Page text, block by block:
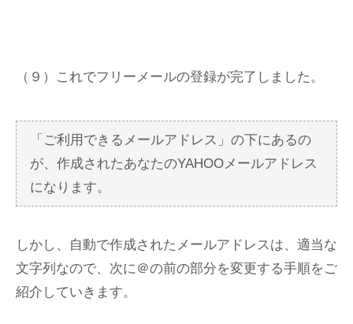
（９）これでフリーメールの登録が完了しました。
「ご利用できるメールアドレス」の下にあるの
が、作成されたあなたのYAHOOメールアドレス
になります。
しかし、自動で作成されたメールアドレスは、適当な
文字列なので、次に＠の前の部分を変更する手順をご
紹介していきます。